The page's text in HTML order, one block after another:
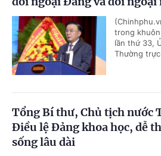
trong
lần thứ 33,
Thường trực
Tổng Bí thư, Chủ tịch nước
Điều lệ Đảng khoa học, dễ
sống lâu dài